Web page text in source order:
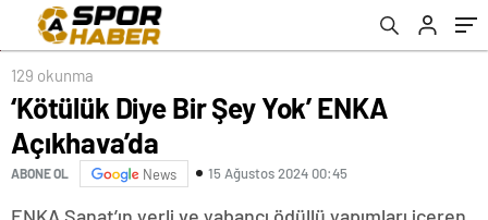
129 okunma
‘Kötülük Diye Bir Şey Yok’ ENKA
Açıkhava’da
ABONE OL News 15 Ağustos 2024 00:45
ENKA Sanat’ın yerli ve yabancı ödüllü yapımları içeren